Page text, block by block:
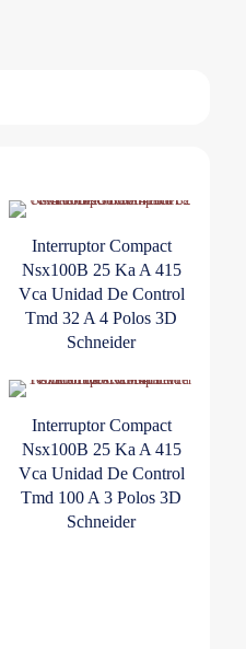
Interruptor Compact
Nsx100B 25 Ka A 415
Vca Unidad De Control
Tmd 32 A 4 Polos 3D
Schneider
Interruptor Compact
Nsx100B 25 Ka A 415
Vca Unidad De Control
Tmd 100 A 3 Polos 3D
Schneider